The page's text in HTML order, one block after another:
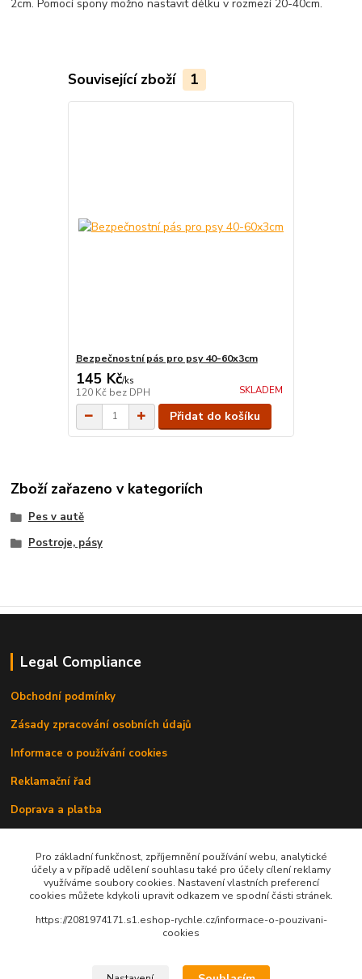
2cm. Pomocí spony možno nastavit délku v rozmezí 20-40cm.
Související zboží 1
Bezpečnostní pás pro psy 40-60x3cm
145 Kč/ks
120 Kč bez DPH SKLADEM
Přidat do košíku
Zboží zařazeno v kategoriích
Pes v autě
Postroje, pásy
Legal Compliance
Obchodní podmínky
Zásady zpracování osobních údajů
Informace o používání cookies
Reklamační řad
Doprava a platba
Pro základní funkčnost, zpříjemnění používání webu, analytické
účely a v případě udělení souhlasu také pro účely cílení reklamy
využíváme soubory cookies. Nastavení vlastních preferencí
cookies můžete kdykoli upravit odkazem ve spodní části stránek.
https://2081974171.s1.eshop-rychle.cz/informace-o-pouzivani-
cookies